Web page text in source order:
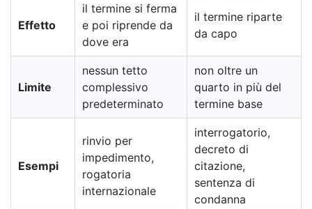
Effetto
il termine si ferma
e poi riprende da
dove era
il termine riparte
da capo
Limite
nessun tetto
complessivo
predeterminato
non oltre un
quarto in più del
termine base
Esempi
rinvio per
impedimento,
rogatoria
internazionale
interrogatorio,
decreto di
citazione,
sentenza di
condanna